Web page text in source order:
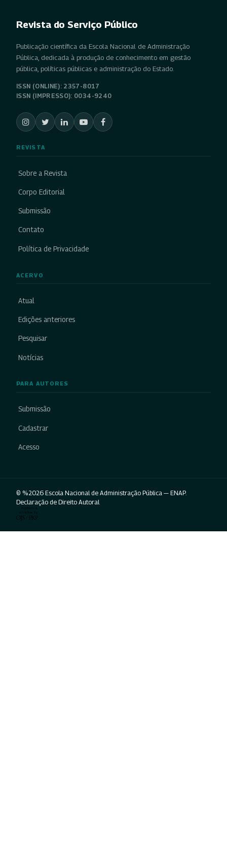
Revista do Serviço Público
Publicação científica da Escola Nacional de Administração
Pública, dedicada à produção de conhecimento em gestão
pública, políticas públicas e administração do Estado.
ISSN (ONLINE): 2357-8017
ISSN (IMPRESSO): 0034-9240
REVISTA
Sobre a Revista
Corpo Editorial
Submissão
Contato
Política de Privacidade
ACERVO
Atual
Edições anteriores
Pesquisar
Notícias
PARA AUTORES
Submissão
Cadastrar
Acesso
© %2026 Escola Nacional de Administração Pública — ENAP.
Declaração de Direito Autoral